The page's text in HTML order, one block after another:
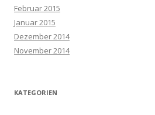
Februar 2015
Januar 2015
Dezember 2014
November 2014
KATEGORIEN